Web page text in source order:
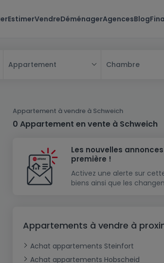
EstimerVendreDéménagerAgencesBlog
Appartement
Maison
Maison mitoyenne
Maison jumelée
Château
Corps de ferme
Appartement
Chambre
Studio
Triplex
Mansarde
Résidence
Lotissement
Maison à construire
Modèle de maison
Immeuble de rapport
Terrain non constructible
Garage - Parking
Garage fermé
Bureau
Local commercial
Chambre
Appartement à vendre à Schweich
0 Appartement en vente à Schweich
Les nouvelles
première !
Activez une alerte sur
biens ainsi que les
Appartements à vendre à
Achat appartements Steinfort
Achat appartements Hobscheid